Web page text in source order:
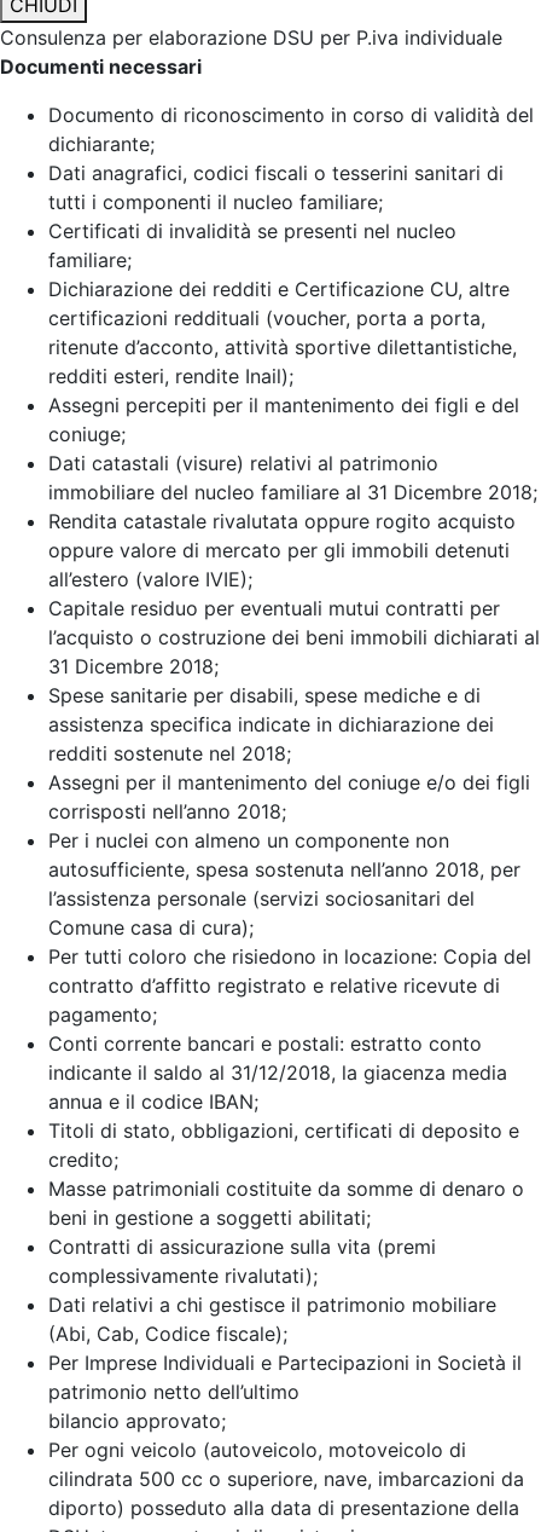
CHIUDI
Consulenza per elaborazione DSU per P.iva individuale
Documenti necessari
Documento di riconoscimento in corso di validità del
dichiarante;
Dati anagrafici, codici fiscali o tesserini sanitari di
tutti i componenti il nucleo familiare;
Certificati di invalidità se presenti nel nucleo
familiare;
Dichiarazione dei redditi e Certificazione CU, altre
certificazioni reddituali (voucher, porta a porta,
ritenute d’acconto, attività sportive dilettantistiche,
redditi esteri, rendite Inail);
Assegni percepiti per il mantenimento dei figli e del
coniuge;
Dati catastali (visure) relativi al patrimonio
immobiliare del nucleo familiare al 31 Dicembre 2018;
Rendita catastale rivalutata oppure rogito acquisto
oppure valore di mercato per gli immobili detenuti
all’estero (valore IVIE);
Capitale residuo per eventuali mutui contratti per
l’acquisto o costruzione dei beni immobili dichiarati al
31 Dicembre 2018;
Spese sanitarie per disabili, spese mediche e di
assistenza specifica indicate in dichiarazione dei
redditi sostenute nel 2018;
Assegni per il mantenimento del coniuge e/o dei figli
corrisposti nell’anno 2018;
Per i nuclei con almeno un componente non
autosufficiente, spesa sostenuta nell’anno 2018, per
l’assistenza personale (servizi sociosanitari del
Comune casa di cura);
Per tutti coloro che risiedono in locazione: Copia del
contratto d’affitto registrato e relative ricevute di
pagamento;
Conti corrente bancari e postali: estratto conto
indicante il saldo al 31/12/2018, la giacenza media
annua e il codice IBAN;
Titoli di stato, obbligazioni, certificati di deposito e
credito;
Masse patrimoniali costituite da somme di denaro o
beni in gestione a soggetti abilitati;
Contratti di assicurazione sulla vita (premi
complessivamente rivalutati);
Dati relativi a chi gestisce il patrimonio mobiliare
(Abi, Cab, Codice fiscale);
Per Imprese Individuali e Partecipazioni in Società il
patrimonio netto dell’ultimo
bilancio approvato;
Per ogni veicolo (autoveicolo, motoveicolo di
cilindrata 500 cc o superiore, nave, imbarcazioni da
diporto) posseduto alla data di presentazione della